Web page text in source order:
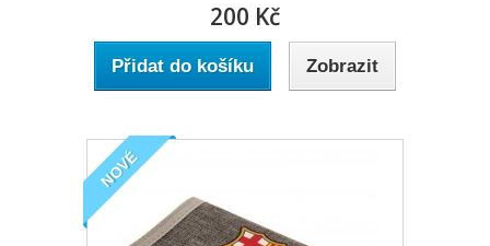
200 Kč
Přidat do košíku Zobrazit
NOVÉ